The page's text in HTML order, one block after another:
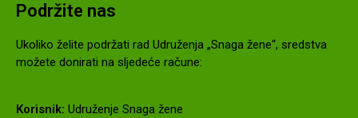
Podržite nas
Ukoliko želite podržati rad Udruženja „Snaga žene“, sredstva
možete donirati na sljedeće račune:
Korisnik: Udruženje Snaga žene